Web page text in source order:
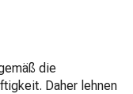
die
Daher lehnen